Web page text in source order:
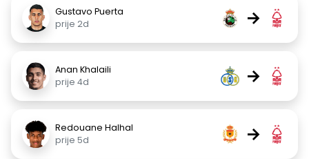
Gustavo Puerta
prije 2d
→
Anan Khalaili
prije 4d
→
Redouane Halhal
prije 5d
→